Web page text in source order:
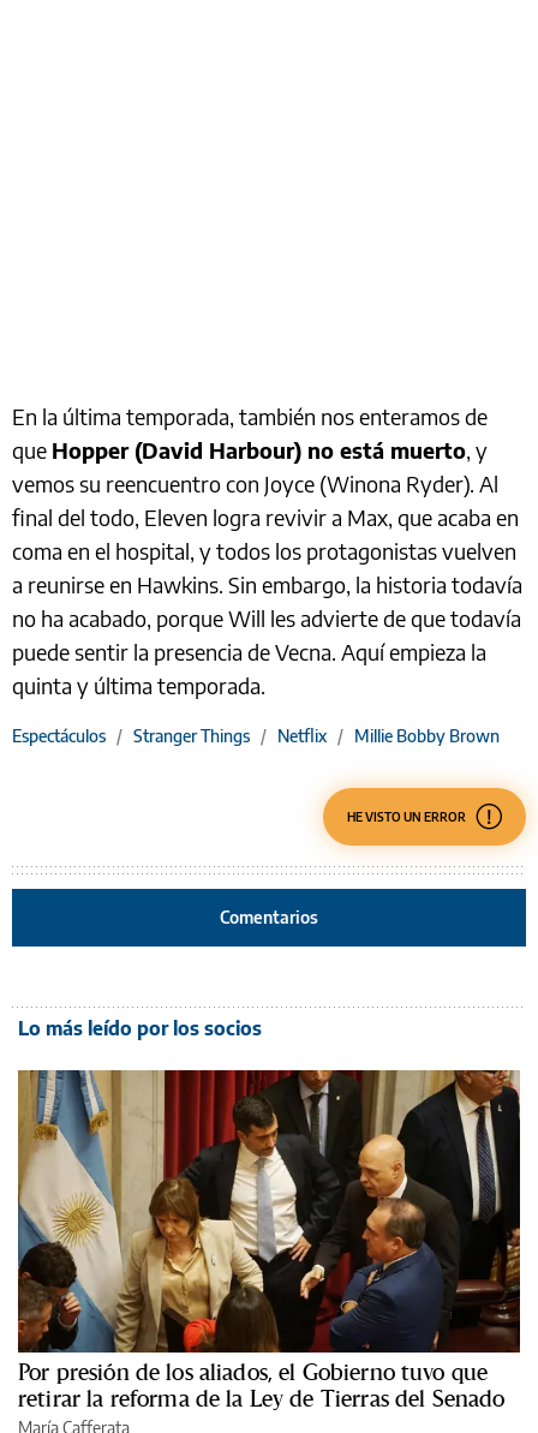
En la última temporada, también nos enteramos de
que Hopper (David Harbour) no está muerto, y
vemos su reencuentro con Joyce (Winona Ryder). Al
final del todo, Eleven logra revivir a Max, que acaba en
coma en el hospital, y todos los protagonistas vuelven
a reunirse en Hawkins. Sin embargo, la historia todavía
no ha acabado, porque Will les advierte de que todavía
puede sentir la presencia de Vecna. Aquí empieza la
quinta y última temporada.
Espectáculos / Stranger Things / Netflix / Millie Bobby Brown
HE VISTO UN ERROR
Comentarios
Lo más leído por los socios
Por presión de los aliados, el Gobierno tuvo que
retirar la reforma de la Ley de Tierras del Senado
María Cafferata